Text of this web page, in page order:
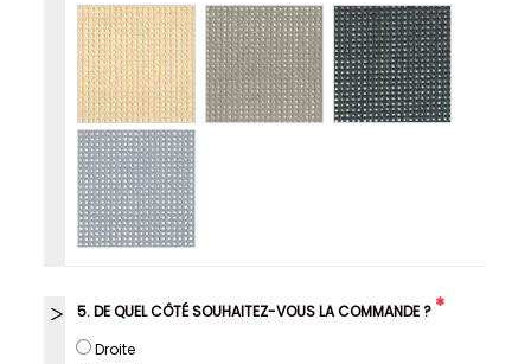
5. DE QUEL CÔTÉ SOUHAITEZ-VOUS LA COMMANDE ? *
Droite